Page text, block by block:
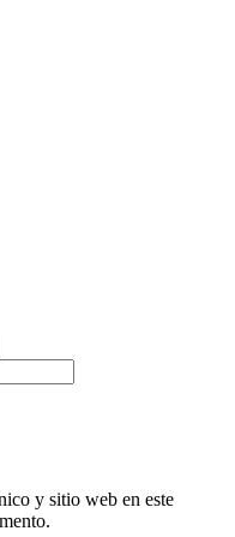
y sitio web en este